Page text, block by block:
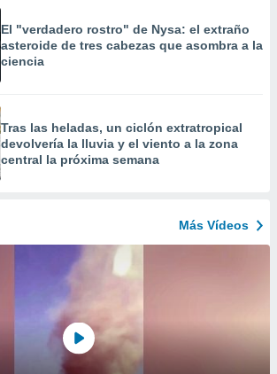
El "verdadero rostro" de Nysa: el extraño
asteroide de tres cabezas que asombra a la
ciencia
Tras las heladas, un ciclón extratropical
devolvería la lluvia y el viento a la zona
central la próxima semana
Más Vídeos